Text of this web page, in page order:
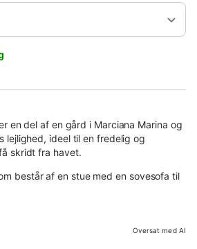
en del af en gård i Marciana Marina og
lejlighed, ideel til en fredelig og
skridt fra havet.
består af en stue med en sovesofa til
en ventilator og et tv.
bolig er udendørsområdet med en
Oversat med AI